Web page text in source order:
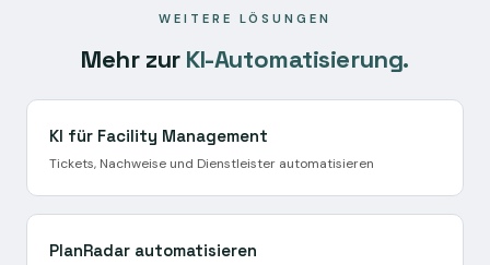
WEITERE LÖSUNGEN
Mehr zur KI-Automatisierung.
KI für Facility Management
Tickets, Nachweise und Dienstleister automatisieren
PlanRadar automatisieren